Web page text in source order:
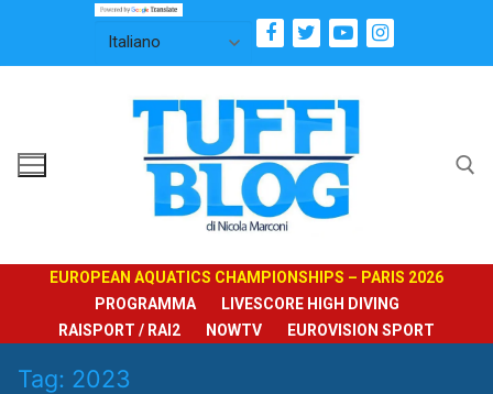
contenuto
EUROPEAN AQUATICS CHAMPIONSHIPS – PARIS 2026
PROGRAMMA
LIVESCORE HIGH DIVING
RAISPORT / RAI2
NOWTV EUROVISION SPORT
Tag: 2023